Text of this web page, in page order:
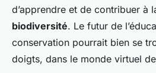
d’apprendre et de contribuer à
biodiversité. Le futur de
conservation pourrait bien se
doigts, dans le monde virtuel